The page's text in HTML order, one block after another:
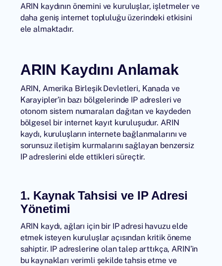
ARIN kaydının önemini ve kuruluşlar, işletmeler ve
daha geniş internet topluluğu üzerindeki etkisini
ele almaktadır.
ARIN Kaydını Anlamak
ARIN, Amerika Birleşik Devletleri, Kanada ve
Karayipler’in bazı bölgelerinde IP adresleri ve
otonom sistem numaraları dağıtan ve kaydeden
bölgesel bir internet kayıt kuruluşudur. ARIN
kaydı, kuruluşların internete bağlanmalarını ve
sorunsuz iletişim kurmalarını sağlayan benzersiz
IP adreslerini elde ettikleri süreçtir.
1. Kaynak Tahsisi ve IP Adresi
Yönetimi
ARIN kaydı, ağları için bir IP adresi havuzu elde
etmek isteyen kuruluşlar açısından kritik öneme
sahiptir. IP adreslerine olan talep arttıkça, ARIN’in
bu kaynakları verimli şekilde tahsis etme ve